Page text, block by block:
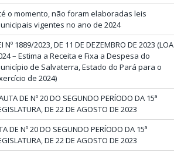
o momento, não foram elaboradas leis
vigentes no ano de 2024
Nº 1889/2023, DE 11 DE DEZEMBRO DE 2023 (LOA
– Estima a Receita e Fixa a Despesa do
de Salvaterra, Estado do Pará para o
de 2024)
DE Nº 20 DO SEGUNDO PERÍODO DA 15ª
DE 22 DE AGOSTO DE 2023
DE Nº 20 DO SEGUNDO PERÍODO DA 15ª
DE 22 DE AGOSTO DE 2023